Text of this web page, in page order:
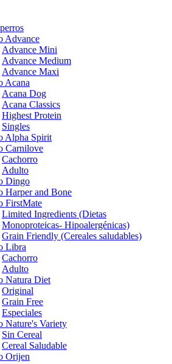
Advance
Advance Mini
Advance Medium
Advance Maxi
Acana
Acana Dog
Acana Classics
Highest Protein
Singles
Alpha Spirit
Carnilove
Cachorro
Adulto
Dingo
Harper and Bone
FirstMate
Limited Ingredients (Dietas
Monoproteicas- Hipoalergénicas)
Grain Friendly (Cereales saludables)
Libra
Cachorro
Adulto
Natura Diet
Original
Grain Free
Especiales
Nature's Variety
Sin Cereal
Cereal Saludable
Orijen